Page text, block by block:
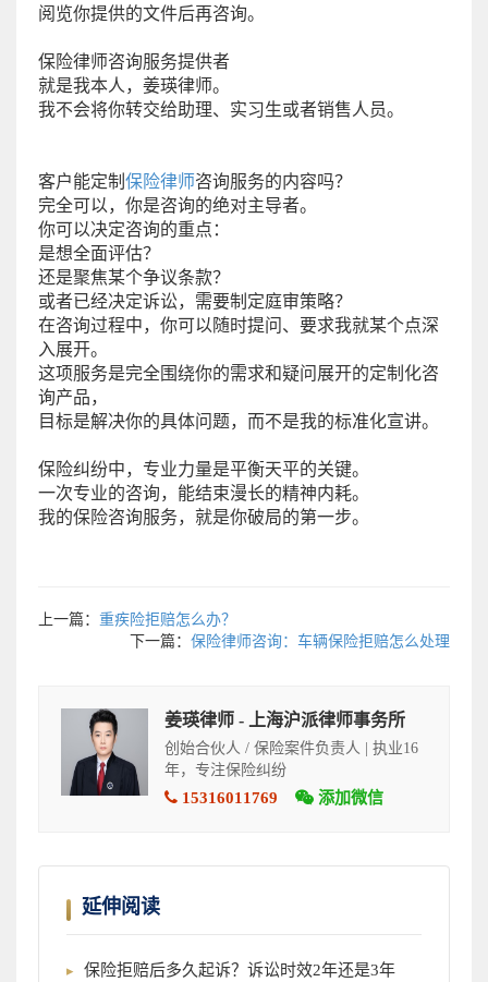
阅览你提供的文件后再咨询。
保险律师咨询服务提供者
就是我本人，姜瑛律师。
我不会将你转交给助理、实习生或者销售人员。
客户能定制 保险律师咨询服务的内容吗？
完全可以，你是咨询的绝对主导者。
你可以决定咨询的重点：
是想全面评估？
还是聚焦某个争议条款？
或者已经决定诉讼，需要制定庭审策略？
在咨询过程中，你可以随时提问、要求我就某个点深
入展开。
这项服务是完全围绕你的需求和疑问展开的定制化咨
询产品，
目标是解决你的具体问题，而不是我的标准化宣讲。
保险纠纷中，专业力量是平衡天平的关键。
一次专业的咨询，能结束漫长的精神内耗。
我的保险咨询服务，就是你破局的第一步。
上一篇： 重疾险拒赔怎么办？
下一篇： 保险律师咨询：车辆保险拒赔怎么处理
姜瑛律师 - 上海沪派律师事务所
创始合伙人 / 保险案件负责人 | 执业16
年，专注保险纠纷
15316011769 添加微信
延伸阅读
保险拒赔后多久起诉？诉讼时效2年还是3年